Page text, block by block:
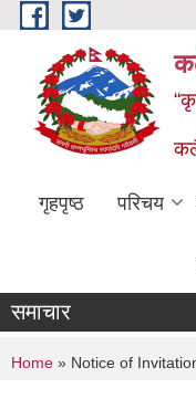
Skip to main content
गृहपृष्ठ परिचय
समाचार
You are here
Home » Notice of